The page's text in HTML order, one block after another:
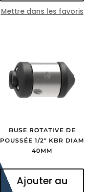
Mettre dans les favoris
BUSE ROTATIVE DE
POUSSÉE 1/2″ KBR DIAM
40MM
Ajouter au